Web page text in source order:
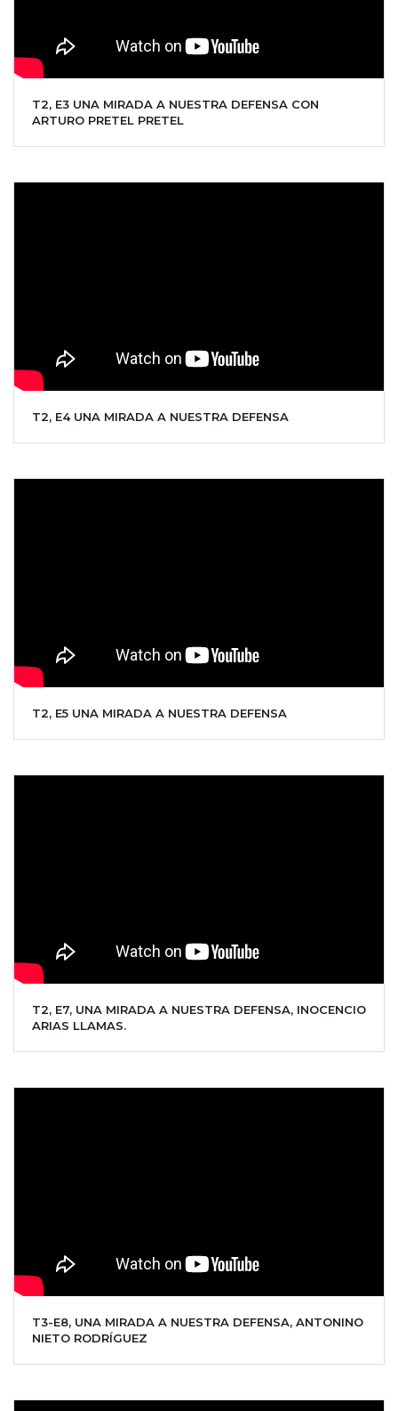
T2, E3 UNA MIRADA A NUESTRA DEFENSA CON
ARTURO PRETEL PRETEL
T2, E4 UNA MIRADA A NUESTRA DEFENSA
T2, E5 UNA MIRADA A NUESTRA DEFENSA
T2, E7, UNA MIRADA A NUESTRA DEFENSA, INOCENCIO
ARIAS LLAMAS.
T3-E8, UNA MIRADA A NUESTRA DEFENSA, ANTONINO
NIETO RODRÍGUEZ